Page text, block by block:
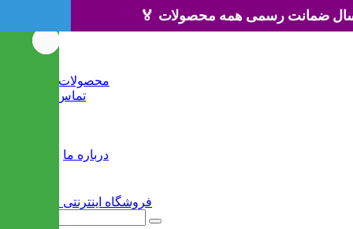
🏅 ۳ سال ضمانت رسمی همه محصولات 🏅
محصولات جدید
تماس با ما
درباره ما